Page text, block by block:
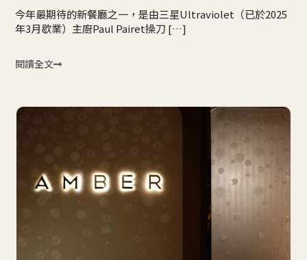
今年最期待的新餐廳之一，是由三星Ultraviolet（已於2025
年3月歇業）主廚Paul Pairet操刀 […]
閱讀全文